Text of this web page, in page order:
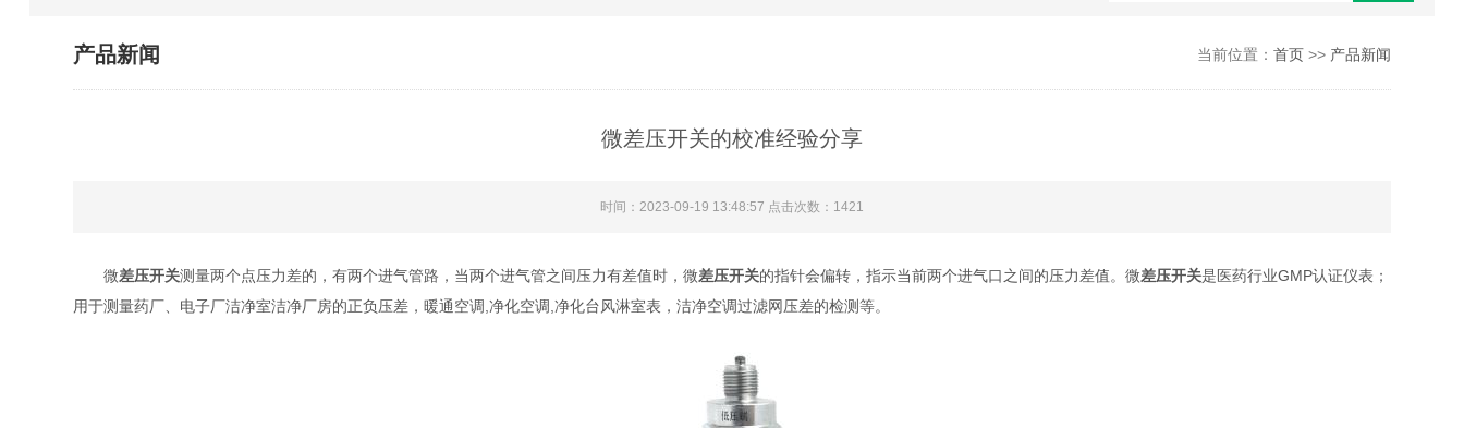
产品新闻 当前位置： 首页>> 产品新闻
微差压开关的校准经验分享
时间：2023-09-19 13:48:57 点击次数：1421
微差压开关测量两个点压力差的，有两个进气管路，当两个进气管之间压力有差值时，微差压开关的指针会偏转，指示当前两个进气口之间的压力差值。微差压开关是医药行业GMP认证仪表；
用于测量药厂、电子厂洁净室洁净厂房的正负压差，暖通空调,净化空调,净化台风淋室表，洁净空调过滤网压差的检测等。